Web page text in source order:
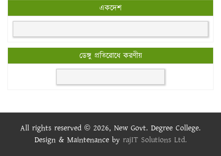
একদেশ
ডেঙ্গু প্রতিরোধে করণীয়
All rights reserved © 2026, New Govt. Degree College.
Design & Maintenance by rajIT Solutions Ltd.